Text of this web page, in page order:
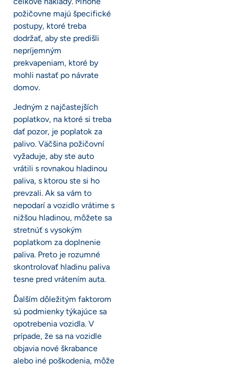
požičovne majú špecifické
postupy, ktoré treba
dodržať, aby ste predišli
nepríjemným
prekvapeniam, ktoré by
mohli nastať po návrate
domov.
Jedným z najčastejších
poplatkov, na ktoré si treba
dať pozor, je poplatok za
palivo. Väčšina požičovní
vyžaduje, aby ste auto
vrátili s rovnakou hladinou
paliva, s ktorou ste si ho
prevzali. Ak sa vám to
nepodarí a vozidlo vrátime s
nižšou hladinou, môžete sa
stretnúť s vysokým
poplatkom za doplnenie
paliva. Preto je rozumné
skontrolovať hladinu paliva
tesne pred vrátením auta.
Ďalším dôležitým faktorom
sú podmienky týkajúce sa
opotrebenia vozidla. V
prípade, že sa na vozidle
objavia nové škrabance
alebo iné poškodenia, môže